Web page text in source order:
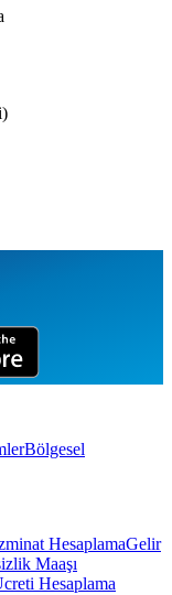
Bölgesel
HesaplamaGelir
Maaşı
Hesaplama